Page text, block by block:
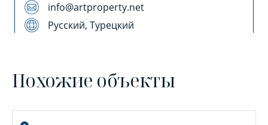
info@artproperty.net
Русский, Турецкий
Похожие объекты